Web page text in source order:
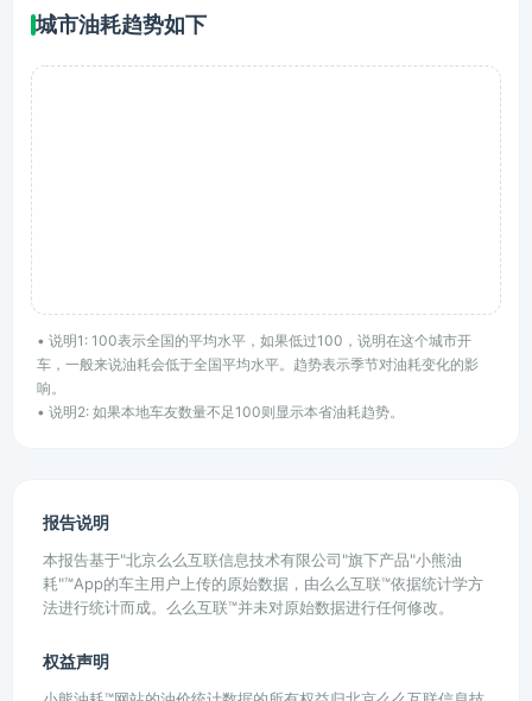
城市油耗趋势如下
• 说明1: 100表示全国的平均水平，如果低过100，说明在这个城市开
车，一般来说油耗会低于全国平均水平。趋势表示季节对油耗变化的影
响。
• 说明2: 如果本地车友数量不足100则显示本省油耗趋势。
报告说明
本报告基于"北京么么互联信息技术有限公司"旗下产品"小熊油
耗"™App的车主用户上传的原始数据，由么么互联™依据统计学方
法进行统计而成。么么互联™并未对原始数据进行任何修改。
权益声明